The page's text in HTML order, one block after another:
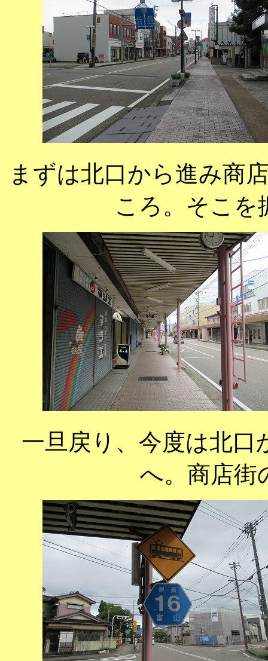
まずは北口から進み商
ころ。そこを
一旦戻り、今度は北
へ。商店街